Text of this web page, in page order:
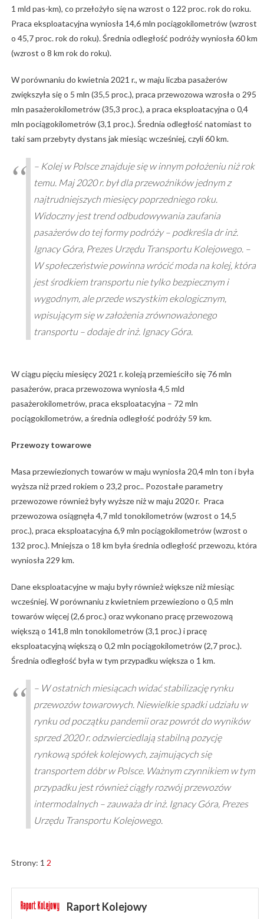
1 mld pas-km), co przełożyło się na wzrost o 122 proc. rok do roku.
Praca eksploatacyjna wyniosła 14,6 mln pociągokilometrów (wzrost
o 45,7 proc. rok do roku). Średnia odległość podróży wyniosła 60 km
(wzrost o 8 km rok do roku).
W porównaniu do kwietnia 2021 r., w maju liczba pasażerów
zwiększyła się o 5 mln (35,5 proc.), praca przewozowa wzrosła o 295
mln pasażerokilometrów (35,3 proc.), a praca eksploatacyjna o 0,4
mln pociągokilometrów (3,1 proc.). Średnia odległość natomiast to
taki sam przebyty dystans jak miesiąc wcześniej, czyli 60 km.
– Kolej w Polsce znajduje się w innym położeniu niż rok
temu. Maj 2020 r. był dla przewoźników jednym z
najtrudniejszych miesięcy poprzedniego roku.
Widoczny jest trend odbudowywania zaufania
pasażerów do tej formy podróży – podkreśla dr inż.
Ignacy Góra, Prezes Urzędu Transportu Kolejowego. –
W społeczeństwie powinna wrócić moda na kolej, która
jest środkiem transportu nie tylko bezpiecznym i
wygodnym, ale przede wszystkim ekologicznym,
wpisującym się w założenia zrównoważonego
transportu – dodaje dr inż. Ignacy Góra.
W ciągu pięciu miesięcy 2021 r. koleją przemieściło się 76 mln
pasażerów, praca przewozowa wyniosła 4,5 mld
pasażerokilometrów, praca eksploatacyjna – 72 mln
pociągokilometrów, a średnia odległość podróży 59 km.
Przewozy towarowe
Masa przewiezionych towarów w maju wyniosła 20,4 mln ton i była
wyższa niż przed rokiem o 23,2 proc.. Pozostałe parametry
przewozowe również były wyższe niż w maju 2020 r. Praca
przewozowa osiągnęła 4,7 mld tonokilometrów (wzrost o 14,5
proc.), praca eksploatacyjna 6,9 mln pociągokilometrów (wzrost o
132 proc.). Mniejsza o 18 km była średnia odległość przewozu, która
wyniosła 229 km.
Dane eksploatacyjne w maju były również większe niż miesiąc
wcześniej. W porównaniu z kwietniem przewieziono o 0,5 mln
towarów więcej (2,6 proc.) oraz wykonano pracę przewozową
większą o 141,8 mln tonokilometrów (3,1 proc.) i pracę
eksploatacyjną większą o 0,2 mln pociągokilometrów (2,7 proc.).
Średnia odległość była w tym przypadku większa o 1 km.
– W ostatnich miesiącach widać stabilizację rynku
przewozów towarowych. Niewielkie spadki udziału w
rynku od początku pandemii oraz powrót do wyników
sprzed 2020 r. odzwierciedlają stabilną pozycję
rynkową spółek kolejowych, zajmujących się
transportem dóbr w Polsce. Ważnym czynnikiem w tym
przypadku jest również ciągły rozwój przewozów
intermodalnych – zauważa dr inż. Ignacy Góra, Prezes
Urzędu Transportu Kolejowego.
Strony: 1 2
Raport Kolejowy